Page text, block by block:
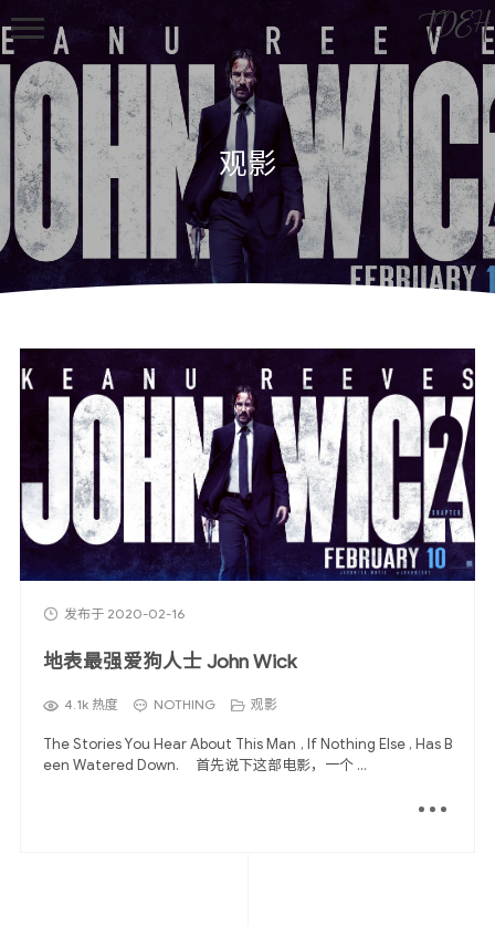
观影
发布于 2020-02-16
地表最强爱狗人士 John Wick
4.1k 热度 NOTHING 观影
The Stories You Hear About This Man , If Nothing Else , Has B
een Watered Down. 首先说下这部电影，一个 ...
TDEH
首页
归档
观影
摄影
技术
Gaming
清单
书单
影视
手办
朋友圈